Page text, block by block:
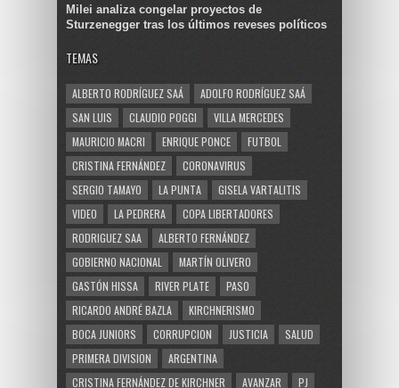
Milei analiza congelar proyectos de
Sturzenegger tras los últimos reveses políticos
TEMAS
ALBERTO RODRÍGUEZ SAÁ
ADOLFO RODRÍGUEZ SAÁ
SAN LUIS
CLAUDIO POGGI
VILLA MERCEDES
MAURICIO MACRI
ENRIQUE PONCE
FUTBOL
CRISTINA FERNÁNDEZ
CORONAVIRUS
SERGIO TAMAYO
LA PUNTA
GISELA VARTALITIS
VIDEO
LA PEDRERA
COPA LIBERTADORES
RODRIGUEZ SAA
ALBERTO FERNÁNDEZ
GOBIERNO NACIONAL
MARTÍN OLIVERO
GASTÓN HISSA
RIVER PLATE
PASO
RICARDO ANDRÉ BAZLA
KIRCHNERISMO
BOCA JUNIORS
CORRUPCION JUSTICIA
SALUD
PRIMERA DIVISION
ARGENTINA
CRISTINA FERNÁNDEZ DE KIRCHNER
AVANZAR PJ